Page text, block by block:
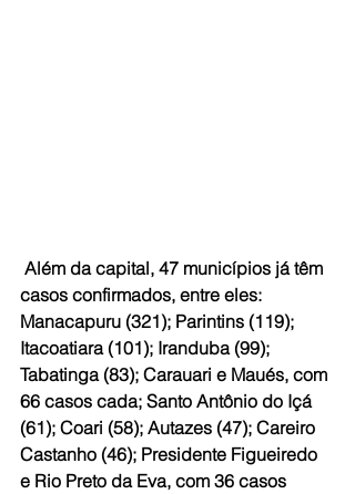
casos confirmados, entre eles:
Manacapuru (321); Parintins (119);
Itacoatiara (101); Iranduba (99);
Tabatinga (83); Carauari e Maués, com
66 casos cada; Santo Antônio do Içá
(61); Coari (58); Autazes (47); Careiro
Castanho (46); Presidente Figueiredo
e Rio Preto da Eva, com 36 casos